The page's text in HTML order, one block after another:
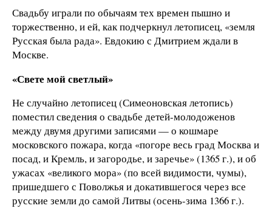
Свадьбу играли по обычаям тех времен пышно и
торжественно, и ей, как подчеркнул летописец, «земля
Русская была рада». Евдокию с Дмитрием ждали в
Москве.
«Свете мой светлый»
Не случайно летописец (Симеоновская летопись)
поместил сведения о свадьбе детей-молодоженов
между двумя другими записями — о кошмаре
московского пожара, когда «погоре весь град Москва и
посад, и Кремль, и загородье, и заречье» (1365 г.), и об
ужасах «великого мора» (по всей видимости, чумы),
пришедшего с Поволжья и докатившегося через все
русские земли до самой Литвы (осень-зима 1366 г.).